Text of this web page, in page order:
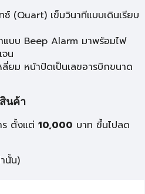
ซ์ (Quart) เข็มวินาทีแบบเดินเรียบ
บบ Beep Alarm มาพร้อมไฟ
น
ยม หน้าปัดเป็นเลขอารบิกขนาด
นค้า
ร ตั้งแต่ 10,000 บาท ขึ้นไปลด
นั้น)